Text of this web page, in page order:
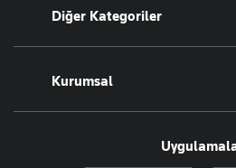
Tüm Yazarlar
Diğer Kategoriler
Teknoloji
Kurumsal